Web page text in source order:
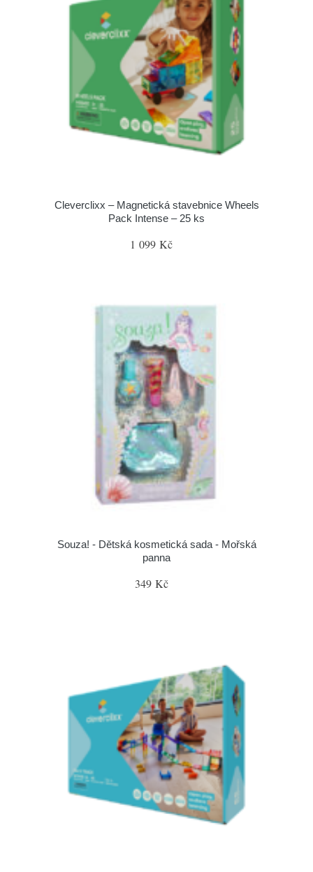
Cleverclixx – Magnetická stavebnice Wheels
Pack Intense – 25 ks
1 099 Kč
Souza! - Dětská kosmetická sada - Mořská
panna
349 Kč